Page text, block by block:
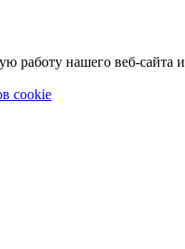
нашего веб-сайта и
cookie